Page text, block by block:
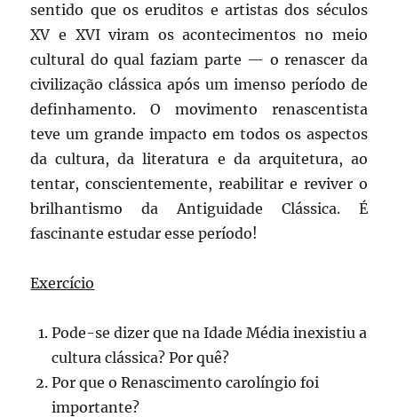
sentido que os eruditos e artistas dos séculos
XV e XVI viram os acontecimentos no meio
cultural do qual faziam parte — o renascer da
civilização clássica após um imenso período de
definhamento. O movimento renascentista
teve um grande impacto em todos os aspectos
da cultura, da literatura e da arquitetura, ao
tentar, conscientemente, reabilitar e reviver o
brilhantismo da Antiguidade Clássica. É
fascinante estudar esse período!
Exercício
Pode-se dizer que na Idade Média inexistiu a
cultura clássica? Por quê?
Por que o Renascimento carolíngio foi
importante?